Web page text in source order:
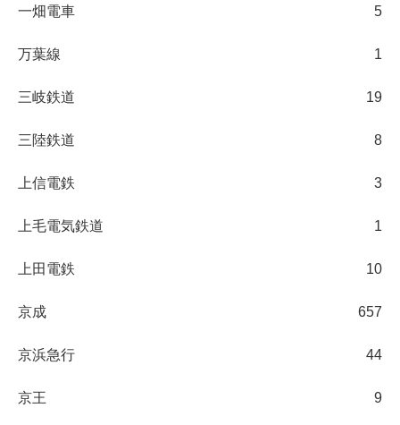
一畑電車 5
万葉線 1
三岐鉄道 19
三陸鉄道 8
上信電鉄 3
上毛電気鉄道 1
上田電鉄 10
京成 657
京浜急行 44
京王 9